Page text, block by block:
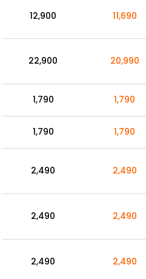
12,900 11,690
22,900 20,990
1,790 1,790
1,790 1,790
2,490 2,490
2,490 2,490
2,490 2,490